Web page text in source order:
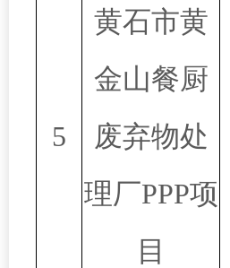
5
黄石市黄
金山餐厨
废弃物处
理厂PPP项
目